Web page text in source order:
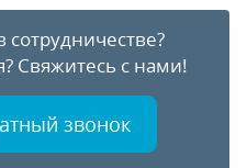
Свяжитесь с нами!
звонок